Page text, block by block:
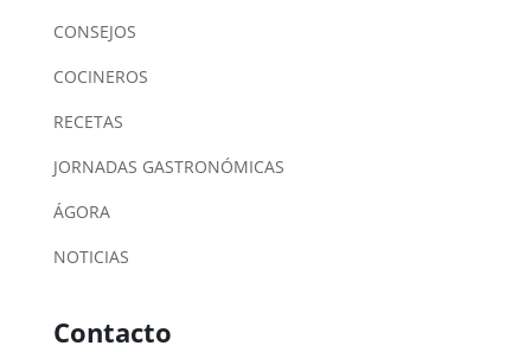
CONSEJOS
COCINEROS
RECETAS
JORNADAS GASTRONÓMICAS
ÁGORA
NOTICIAS
Contacto